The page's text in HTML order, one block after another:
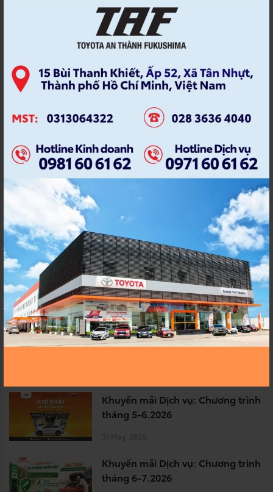
Bình Chánh, TP.HCM
TOYOTA AN THÀNH TOYOTA AN THANH FUKUSHIMA
WEBSITE TOYOTA
Các bài viết nổi bật
Tuyển dụng Toyota: LÀM “XEO” Ô
TÔ CẦN TỐ CHẤT GÌ?
12 October, 2022
Tuyển dụng Toyota An Thành
Fukushima tháng 7.2026
19 June, 2024
Khuyến mãi Toyota dành cho xe
mới tháng 8.2026
Khuyến mãi Dịch vụ: Chương trình
tháng 5-6.2026
Khuyến mãi Dịch vụ: Chương trình
tháng 6-7.2026